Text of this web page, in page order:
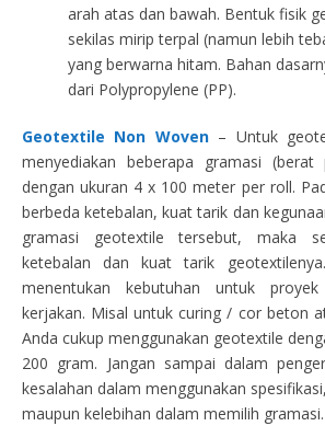
arah atas dan bawah. Bentuk fisik
sekilas mirip terpal (namun lebih
yang berwarna hitam. Bahan
dari Polypropylene (PP).
Geotextile Non Woven– Untuk
menyediakan beberapa gramasi
dengan ukuran 4 x 100 meter per roll.
berbeda ketebalan, kuat tarik dan
gramasi geotextile tersebut, maka
ketebalan dan kuat tarik
menentukan kebutuhan untuk
kerjakan. Misal untuk curing / cor beton
Anda cukup menggunakan geotextile
200 gram. Jangan sampai dalam
kesalahan dalam menggunakan
maupun kelebihan dalam memilih gramasi.